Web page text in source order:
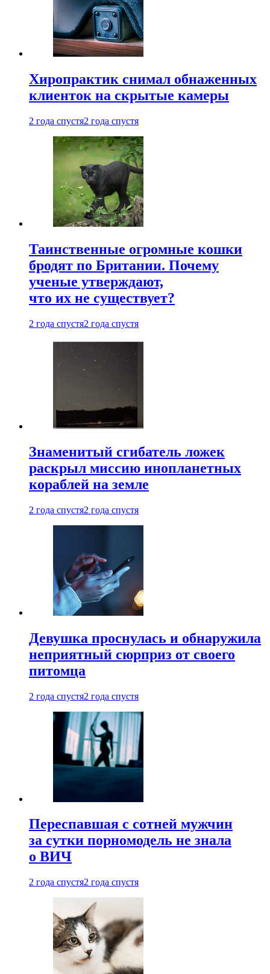
Хиропрактик снимал обнаженных
клиенток на скрытые камеры
2 года спустя2 года спустя
Таинственные огромные кошки
бродят по Британии. Почему
ученые утверждают,
что их не существует?
2 года спустя2 года спустя
Знаменитый сгибатель ложек
раскрыл миссию инопланетных
кораблей на земле
2 года спустя2 года спустя
Девушка проснулась и обнаружила
неприятный сюрприз от своего
питомца
2 года спустя2 года спустя
Переспавшая с сотней мужчин
за сутки порномодель не знала
о ВИЧ
2 года спустя2 года спустя